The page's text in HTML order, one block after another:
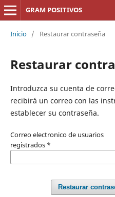
GRAM POSITIVOS
Inicio / Restaurar contraseña
Restaurar
Introduzca su cuenta de
recibirá un correo con las
establecer su contraseña.
Correo electronico de usuarios
registrados *
Restaurar